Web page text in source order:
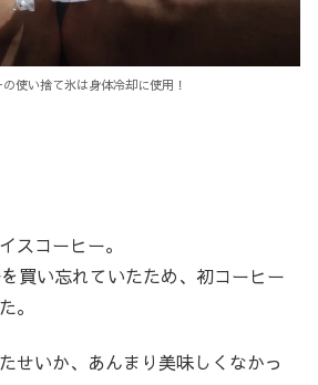
使い捨て氷は身体冷却に使用！
スコーヒー。
買い忘れていたため、初コーヒー
。
せいか、あんまり美味しくなかっ